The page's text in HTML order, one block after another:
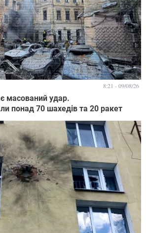
масований удар.
понад 70 шахедів та 20 ракет
8:21 - 09/08/26